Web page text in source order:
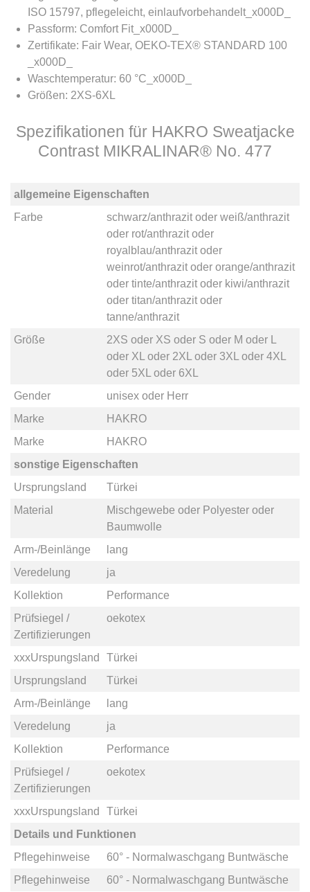
ISO 15797, pflegeleicht, einlaufvorbehandelt_x000D_
Passform: Comfort Fit_x000D_
Zertifikate: Fair Wear, OEKO-TEX® STANDARD 100
_x000D_
Waschtemperatur: 60 °C_x000D_
Größen: 2XS-6XL
Spezifikationen für HAKRO Sweatjacke
Contrast MIKRALINAR® No. 477
allgemeine Eigenschaften
Farbe
schwarz/anthrazitoder weiß/anthrazit
oder rot/anthrazitoder
royalblau/anthrazitoder
weinrot/anthrazitoder orange/anthrazit
oder tinte/anthrazitoder kiwi/anthrazit
oder titan/anthrazitoder
tanne/anthrazit
Größe
2XS oder XS oder S oder M oder
oder XL oder 2XL oder 3XL oder 4XL
oder 5XL oder 6XL
Gender
unisexoder Herr
Marke
HAKRO
Marke
HAKRO
sonstige Eigenschaften
Ursprungsland
Türkei
Material
Mischgewebe oder Polyesteroder
Baumwolle
Arm-/Beinlänge
lang
Veredelung
ja
Kollektion
Performance
Prüfsiegel /
Zertifizierungen
oekotex
xxxUrspungsland
Türkei
Ursprungsland
Türkei
Arm-/Beinlänge
lang
Veredelung
ja
Kollektion
Performance
Prüfsiegel /
Zertifizierungen
oekotex
xxxUrspungsland
Türkei
Details und Funktionen
Pflegehinweise
60° - Normalwaschgang Buntwäsche
Pflegehinweise
60° - Normalwaschgang Buntwäsche